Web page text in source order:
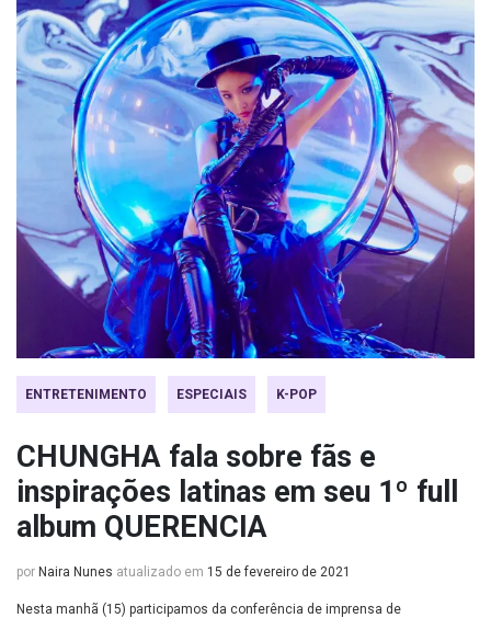
ENTRETENIMENTO ESPECIAIS K-POP
CHUNGHA fala sobre fãs e
inspirações latinas em seu 1º full
album QUERENCIA
por Naira Nunes atualizado em 15 de fevereiro de 2021
Nesta manhã (15) participamos da conferência de imprensa de